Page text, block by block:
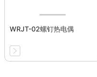
WRJT-02螺钉热电偶